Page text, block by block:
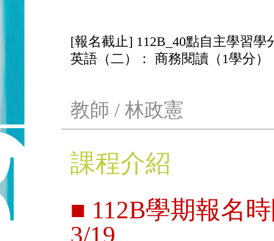
[報名截止] 112B_40點自主學習學
英語（二）： 商務閱讀（1學分）
教師 / 林政憲
課程介紹
■ 112B學期報名
3/19